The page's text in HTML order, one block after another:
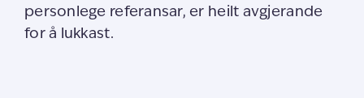
personlege referansar, er heilt avgjerande
for å lukkast.